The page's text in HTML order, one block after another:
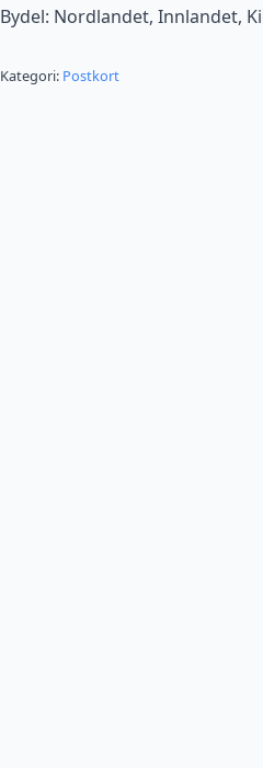
Bydel: Nordlandet, Innlandet,
Kategori: Postkort